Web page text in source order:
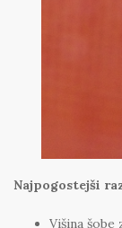
Najpogostejši
Višina šobe